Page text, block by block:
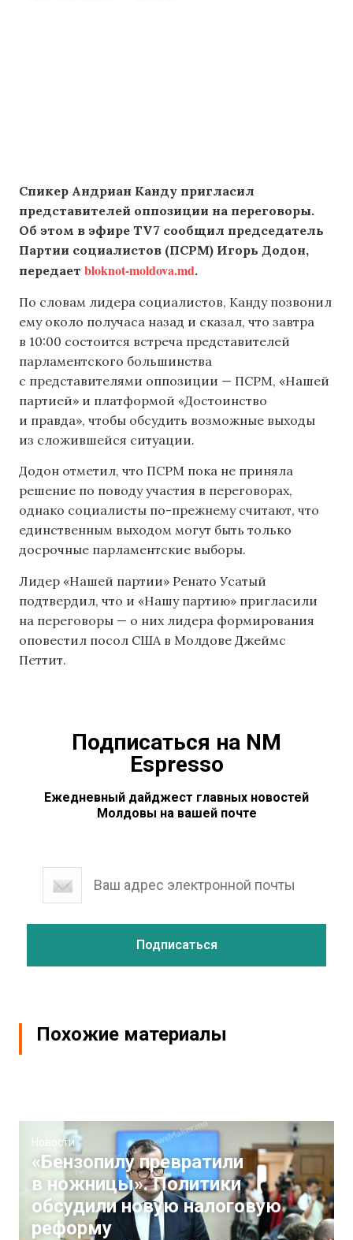
Спикер Андриан Канду пригласил
представителей оппозиции на переговоры.
Об этом в эфире TV7 сообщил председатель
Партии социалистов (ПСРМ) Игорь Додон,
передает bloknot-moldova.md.
По словам лидера социалистов, Канду позвонил
ему около получаса назад и сказал, что завтра
в 10:00 состоится встреча представителей
парламентского большинства
с представителями оппозиции — ПСРМ, «Нашей
партией» и платформой «Достоинство
и правда», чтобы обсудить возможные выходы
из сложившейся ситуации.
Додон отметил, что ПСРМ пока не приняла
решение по поводу участия в переговорах,
однако социалисты по-прежнему считают, что
единственным выходом могут быть только
досрочные парламентские выборы.
Лидер «Нашей партии» Ренато Усатый
подтвердил, что и «Нашу партию» пригласили
на переговоры — о них лидера формирования
оповестил посол США в Молдове Джеймс
Петтит.
Подписаться на NM
Espresso
Ежедневный дайджест главных новостей
Молдовы на вашей почте
Похожие материалы
Новости
«Бензопилу превратили
в ножницы». Политики
обсудили новую налоговую
реформу